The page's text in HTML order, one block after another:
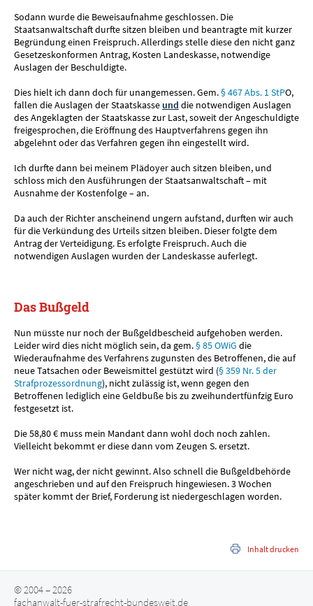
Sodann wurde die Beweisaufnahme geschlossen. Die
Staatsanwaltschaft durfte sitzen bleiben und beantragte mit kurzer
Begründung einen Freispruch. Allerdings stelle diese den nicht ganz
Gesetzeskonformen Antrag, Kosten Landeskasse, notwendige
Auslagen der Beschuldigte.
Dies hielt ich dann doch für unangemessen. Gem.§ 467 Abs. 1 StPO,
fallen die Auslagen der Staatskasse und die notwendigen Auslagen
des Angeklagten der Staatskasse zur Last, soweit der Angeschuldigte
freigesprochen, die Eröffnung des Hauptverfahrens gegen ihn
abgelehnt oder das Verfahren gegen ihn eingestellt wird.
Ich durfte dann bei meinem Plädoyer auch sitzen bleiben, und
schloss mich den Ausführungen der Staatsanwaltschaft – mit
Ausnahme der Kostenfolge – an.
Da auch der Richter anscheinend ungern aufstand, durften wir auch
für die Verkündung des Urteils sitzen bleiben. Dieser folgte dem
Antrag der Verteidigung. Es erfolgte Freispruch. Auch die
notwendigen Auslagen wurden der Landeskasse auferlegt.
Das Bußgeld
Nun müsste nur noch der Bußgeldbescheid aufgehoben werden.
Leider wird dies nicht möglich sein, da gem.§ 85 OWiG die
Wiederaufnahme des Verfahrens zugunsten des Betroffenen, die auf
neue Tatsachen oder Beweismittel gestützt wird (§ 359 Nr. 5 der
Strafprozessordnung), nicht zulässig ist, wenn gegen den
Betroffenen lediglich eine Geldbuße bis zu zweihundertfünfzig Euro
festgesetzt ist.
Die 58,80 € muss mein Mandant dann wohl doch noch zahlen.
Vielleicht bekommt er diese dann vom Zeugen S. ersetzt.
Wer nicht wag, der nicht gewinnt. Also schnell die Bußgeldbehörde
angeschrieben und auf den Freispruch hingewiesen. 3 Wochen
später kommt der Brief, Forderung ist niedergeschlagen worden.
Inhalt drucken
© 2004 – 2026
fachanwalt-fuer-strafrecht-bundesweit.de